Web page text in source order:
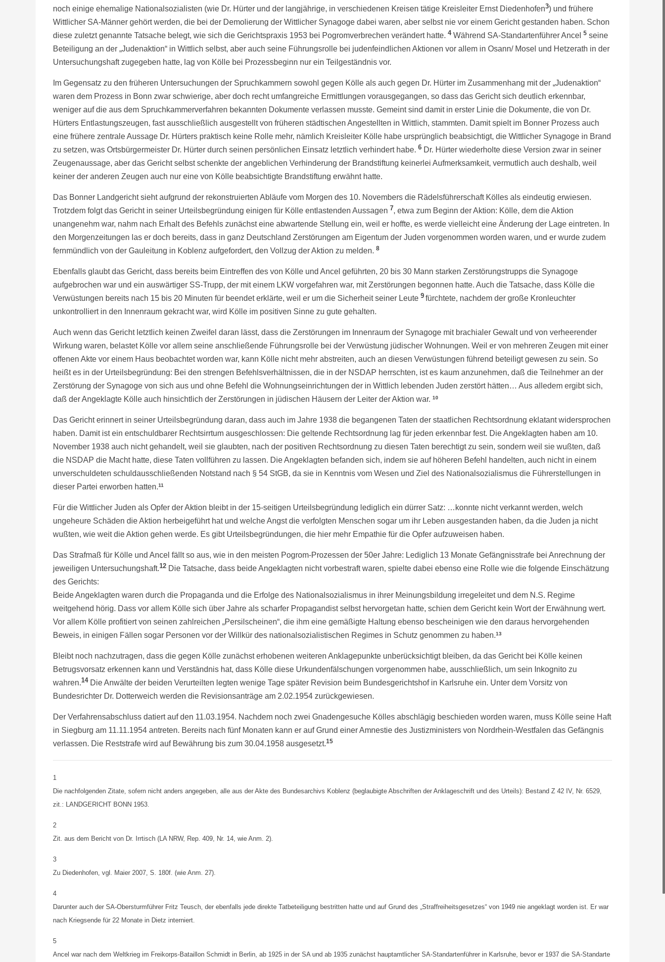
noch einige ehemalige Nationalsozialisten (wie Dr. Hürter und der langjährige, in verschiedenen Kreisen tätige Kreisleiter Ernst Diedenhofen3) und frühere
Wittlicher SA-Männer gehört werden, die bei der Demolierung der Wittlicher Synagoge dabei waren, aber selbst nie vor einem Gericht gestanden haben. Schon
diese zuletzt genannte Tatsache belegt, wie sich die Gerichtspraxis 1953 bei Pogromverbrechen verändert hatte. 4Während SA-Standartenführer Ancel 5 seine
Beteiligung an der „Judenaktion“ in Wittlich selbst, aber auch seine Führungsrolle bei judenfeindlichen Aktionen vor allem in Osann/ Mosel und Hetzerath in der
Untersuchungshaft zugegeben hatte, lag von Kölle bei Prozessbeginn nur ein Teilgeständnis vor.
Im Gegensatz zu den früheren Untersuchungen der Spruchkammern sowohl gegen Kölle als auch gegen Dr. Hürter im Zusammenhang mit der „Judenaktion“
waren dem Prozess in Bonn zwar schwierige, aber doch recht umfangreiche Ermittlungen vorausgegangen, so dass das Gericht sich deutlich erkennbar,
weniger auf die aus dem Spruchkammerverfahren bekannten Dokumente verlassen musste. Gemeint sind damit in erster Linie die Dokumente, die von Dr.
Hürters Entlastungszeugen, fast ausschließlich ausgestellt von früheren städtischen Angestellten in Wittlich, stammten. Damit spielt im Bonner Prozess auch
eine frühere zentrale Aussage Dr. Hürters praktisch keine Rolle mehr, nämlich Kreisleiter Kölle habe ursprünglich beabsichtigt, die Wittlicher Synagoge in Brand
zu setzen, was Ortsbürgermeister Dr. Hürter durch seinen persönlichen Einsatz letztlich verhindert habe. 6 Dr. Hürter wiederholte diese Version zwar in seiner
Zeugenaussage, aber das Gericht selbst schenkte der angeblichen Verhinderung der Brandstiftung keinerlei Aufmerksamkeit, vermutlich auch deshalb, weil
keiner der anderen Zeugen auch nur eine von Kölle beabsichtigte Brandstiftung erwähnt hatte.
Das Bonner Landgericht sieht aufgrund der rekonstruierten Abläufe vom Morgen des 10. Novembers die Rädelsführerschaft Kölles als eindeutig erwiesen.
Trotzdem folgt das Gericht in seiner Urteilsbegründung einigen für Kölle entlastenden Aussagen 7, etwa zum Beginn der Aktion: Kölle, dem die Aktion
unangenehm war, nahm nach Erhalt des Befehls zunächst eine abwartende Stellung ein, weil er hoffte, es werde vielleicht eine Änderung der Lage eintreten. In
den Morgenzeitungen las er doch bereits, dass in ganz Deutschland Zerstörungen am Eigentum der Juden vorgenommen worden waren, und er wurde zudem
fernmündlich von der Gauleitung in Koblenz aufgefordert, den Vollzug der Aktion zu melden. 8
Ebenfalls glaubt das Gericht, dass bereits beim Eintreffen des von Kölle und Ancel geführten, 20 bis 30 Mann starken Zerstörungstrupps die Synagoge
aufgebrochen war und ein auswärtiger SS-Trupp, der mit einem LKW vorgefahren war, mit Zerstörungen begonnen hatte. Auch die Tatsache, dass Kölle die
Verwüstungen bereits nach 15 bis 20 Minuten für beendet erklärte, weil er um die Sicherheit seiner Leute 9 fürchtete, nachdem der große Kronleuchter
unkontrolliert in den Innenraum gekracht war, wird Kölle im positiven Sinne zu gute gehalten.
Auch wenn das Gericht letztlich keinen Zweifel daran lässt, dass die Zerstörungen im Innenraum der Synagoge mit brachialer Gewalt und von verheerender
Wirkung waren, belastet Kölle vor allem seine anschließende Führungsrolle bei der Verwüstung jüdischer Wohnungen. Weil er von mehreren Zeugen mit einer
offenen Akte vor einem Haus beobachtet worden war, kann Kölle nicht mehr abstreiten, auch an diesen Verwüstungen führend beteiligt gewesen zu sein. So
heißt es in der Urteilsbegründung: Bei den strengen Befehlsverhältnissen, die in der NSDAP herrschten, ist es kaum anzunehmen, daß die Teilnehmer an der
Zerstörung der Synagoge von sich aus und ohne Befehl die Wohnungseinrichtungen der in Wittlich lebenden Juden zerstört hätten… Aus alledem ergibt sich,
daß der Angeklagte Kölle auch hinsichtlich der Zerstörungen in jüdischen Häusern der Leiter der Aktion war. 10
Das Gericht erinnert in seiner Urteilsbegründung daran, dass auch im Jahre 1938 die begangenen Taten der staatlichen Rechtsordnung eklatant widersprochen
haben. Damit ist ein entschuldbarer Rechtsirrtum ausgeschlossen: Die geltende Rechtsordnung lag für jeden erkennbar fest. Die Angeklagten haben am 10.
November 1938 auch nicht gehandelt, weil sie glaubten, nach der positiven Rechtsordnung zu diesen Taten berechtigt zu sein, sondern weil sie wußten, daß
die NSDAP die Macht hatte, diese Taten vollführen zu lassen. Die Angeklagten befanden sich, indem sie auf höheren Befehl handelten, auch nicht in einem
unverschuldeten schuldausschließenden Notstand nach § 54 StGB, da sie in Kenntnis vom Wesen und Ziel des Nationalsozialismus die Führerstellungen in
dieser Partei erworben hatten.11
Für die Wittlicher Juden als Opfer der Aktion bleibt in der 15-seitigen Urteilsbegründung lediglich ein dürrer Satz: …konnte nicht verkannt werden, welch
ungeheure Schäden die Aktion herbeigeführt hat und welche Angst die verfolgten Menschen sogar um ihr Leben ausgestanden haben, da die Juden ja nicht
wußten, wie weit die Aktion gehen werde. Es gibt Urteilsbegründungen, die hier mehr Empathie für die Opfer aufzuweisen haben.
Das Strafmaß für Kölle und Ancel fällt so aus, wie in den meisten Pogrom-Prozessen der 50er Jahre: Lediglich 13 Monate Gefängnisstrafe bei Anrechnung der
jeweiligen Untersuchungshaft.12 Die Tatsache, dass beide Angeklagten nicht vorbestraft waren, spielte dabei ebenso eine Rolle wie die folgende Einschätzung
des Gerichts:
Beide Angeklagten waren durch die Propaganda und die Erfolge des Nationalsozialismus in ihrer Meinungsbildung irregeleitet und dem N.S. Regime
weitgehend hörig. Dass vor allem Kölle sich über Jahre als scharfer Propagandist selbst hervorgetan hatte, schien dem Gericht kein Wort der Erwähnung wert.
Vor allem Kölle profitiert von seinen zahlreichen „Persilscheinen“, die ihm eine gemäßigte Haltung ebenso bescheinigen wie den daraus hervorgehenden
Beweis, in einigen Fällen sogar Personen vor der Willkür des nationalsozialistischen Regimes in Schutz genommen zu haben.13
Bleibt noch nachzutragen, dass die gegen Kölle zunächst erhobenen weiteren Anklagepunkte unberücksichtigt bleiben, da das Gericht bei Kölle keinen
Betrugsvorsatz erkennen kann und Verständnis hat, dass Kölle diese Urkundenfälschungen vorgenommen habe, ausschließlich, um sein Inkognito zu
wahren.14Die Anwälte der beiden Verurteilten legten wenige Tage später Revision beim Bundesgerichtshof in Karlsruhe ein. Unter dem Vorsitz von
Bundesrichter Dr. Dotterweich werden die Revisionsanträge am 2.02.1954 zurückgewiesen.
Der Verfahrensabschluss datiert auf den 11.03.1954. Nachdem noch zwei Gnadengesuche Kölles abschlägig beschieden worden waren, muss Kölle seine Haft
in Siegburg am 11.11.1954 antreten. Bereits nach fünf Monaten kann er auf Grund einer Amnestie des Justizministers von Nordrhein-Westfalen das Gefängnis
verlassen. Die Reststrafe wird auf Bewährung bis zum 30.04.1958 ausgesetzt.15
1
Die nachfolgenden Zitate, sofern nicht anders angegeben, alle aus der Akte des Bundesarchivs Koblenz (beglaubigte Abschriften der Anklageschrift und des Urteils): Bestand Z 42 IV, Nr. 6529,
zit.: LANDGERICHT BONN 1953.
2
Zit. aus dem Bericht von Dr. Irrtisch (LA NRW, Rep. 409, Nr. 14, wie Anm. 2).
3
Zu Diedenhofen, vgl. Maier 2007, S. 180f. (wie Anm. 27).
4
Darunter auch der SA-Obersturmführer Fritz Teusch, der ebenfalls jede direkte Tatbeteiligung bestritten hatte und auf Grund des „Straffreiheitsgesetzes“ von 1949 nie angeklagt worden ist. Er war
nach Kriegsende für 22 Monate in Dietz interniert.
5
Ancel war nach dem Weltkrieg im Freikorps-Bataillon Schmidt in Berlin, ab 1925 in der SA und ab 1935 zunächst hauptamtlicher SA-Standartenführer in Karlsruhe, bevor er 1937 die SA-Standarte